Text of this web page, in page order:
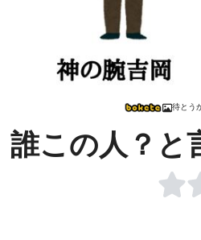
待とう
誰この人？と